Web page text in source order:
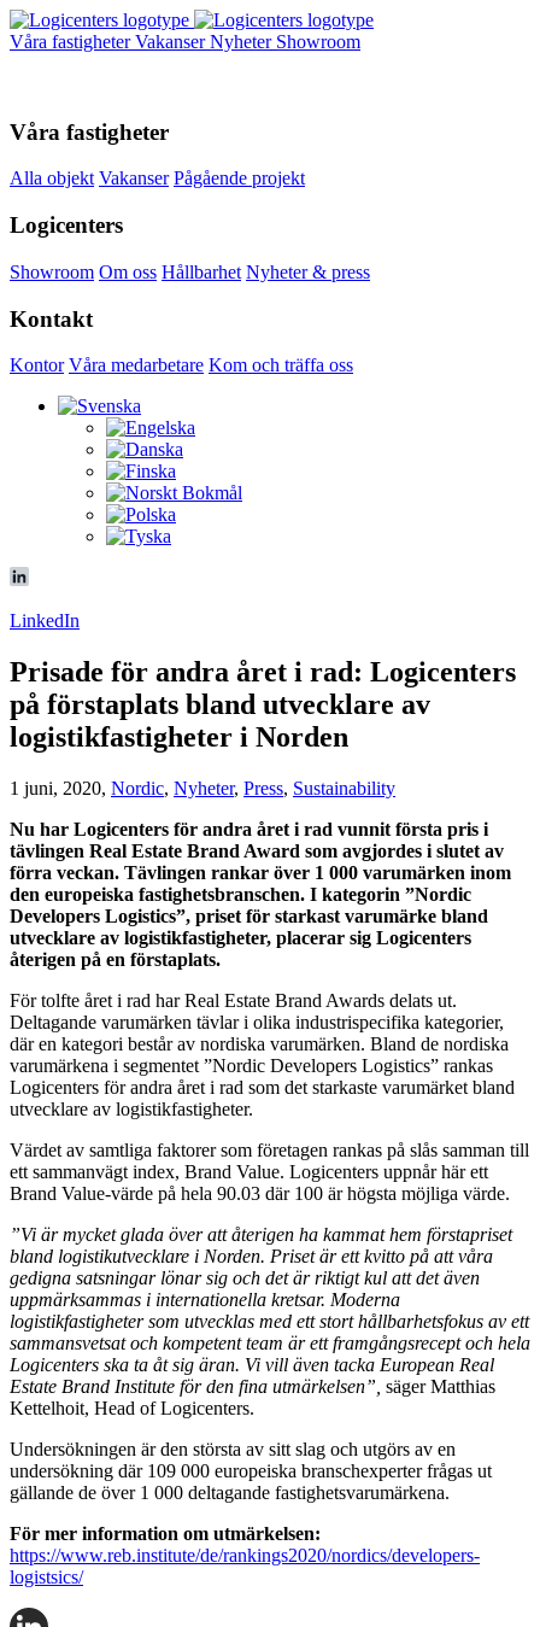
Våra fastigheterVakanserNyheter Showroom
Våra fastigheter
Alla objekt Vakanser Pågående projekt
Logicenters
Showroom Om oss Hållbarhet Nyheter & press
Kontakt
Kontor Våra medarbetare Kom och träffa oss
LinkedIn
Prisade för andra året i rad: Logicenters
på förstaplats bland utvecklare av
logistikfastigheter i Norden
1 juni, 2020, Nordic, Nyheter, Press, Sustainability
Nu har Logicenters för andra året i rad vunnit första pris i
tävlingen Real Estate Brand Award som avgjordes i slutet av
förra veckan. Tävlingen rankar över 1 000 varumärken inom
den europeiska fastighetsbranschen. I kategorin ”Nordic
Developers Logistics”, priset för starkast varumärke bland
utvecklare av logistikfastigheter, placerar sig Logicenters
återigen på en förstaplats.
För tolfte året i rad har Real Estate Brand Awards delats ut.
Deltagande varumärken tävlar i olika industrispecifika kategorier,
där en kategori består av nordiska varumärken. Bland de nordiska
varumärkena i segmentet ”Nordic Developers Logistics” rankas
Logicenters för andra året i rad som det starkaste varumärket bland
utvecklare av logistikfastigheter.
Värdet av samtliga faktorer som företagen rankas på slås samman till
ett sammanvägt index, Brand Value. Logicenters uppnår här ett
Brand Value-värde på hela 90.03 där 100 är högsta möjliga värde.
”Vi är mycket glada över att återigen ha kammat hem förstapriset
bland logistikutvecklare i Norden. Priset är ett kvitto på att våra
gedigna satsningar lönar sig och det är riktigt kul att det även
uppmärksammas i internationella kretsar. Moderna
logistikfastigheter som utvecklas med ett stort hållbarhetsfokus av ett
sammansvetsat och kompetent team är ett framgångsrecept och hela
Logicenters ska ta åt sig äran. Vi vill även tacka European Real
Estate Brand Institute för den fina utmärkelsen”, säger Matthias
Kettelhoit, Head of Logicenters.
Undersökningen är den största av sitt slag och utgörs av en
undersökning där 109 000 europeiska branschexperter frågas ut
gällande de över 1 000 deltagande fastighetsvarumärkena.
För mer information om utmärkelsen:
https://www.reb.institute/de/rankings2020/nordics/developers-
logistsics/